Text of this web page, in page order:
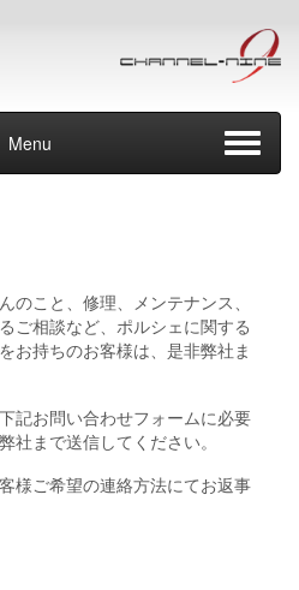
Menu
のこと、修理、メンテナンス、
ご相談など、ポルシェに関する
お持ちのお客様は、是非弊社ま
記お問い合わせフォームに必要
社まで送信してください。
様ご希望の連絡方法にてお返事